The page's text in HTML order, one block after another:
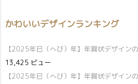
かわいいデザインランキング
【2025年巳（へび）年】年賀状デザイン
13,425 ビュー
【2025年巳（へび）年】年賀状デザイン